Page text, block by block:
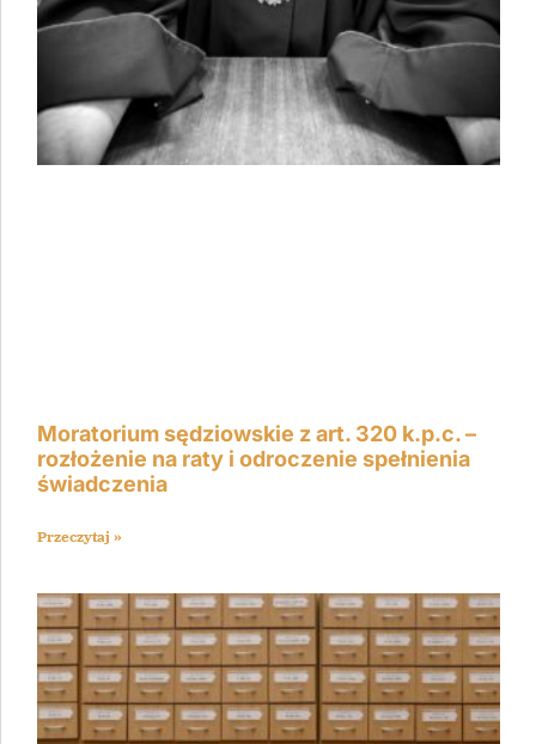
Moratorium sędziowskie z art. 320 k.p.c. –
rozłożenie na raty i odroczenie spełnienia
świadczenia
Przeczytaj »